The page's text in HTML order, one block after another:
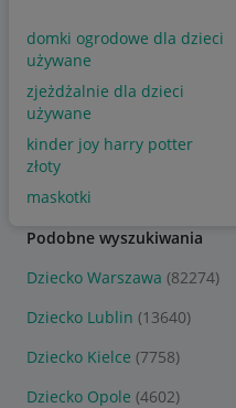
domki ogrodowe dla dzieci
używane
zjeżdżalnie dla dzieci
używane
kinder joy harry potter
złoty
maskotki
Podobne wyszukiwania
Dziecko Warszawa (82274)
Dziecko Lublin (13640)
Dziecko Kielce (7758)
Dziecko Opole (4602)